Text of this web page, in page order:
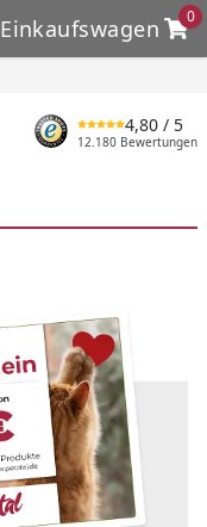
Einkaufswagen
0
Einkaufswagen
suchen
4,80 / 5
12.180 Bewertungen